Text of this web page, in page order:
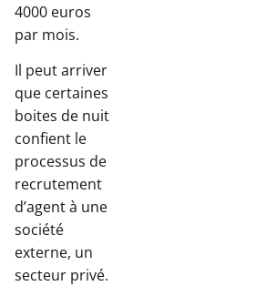
4000 euros
par mois.
Il peut arriver
que certaines
boites de nuit
confient le
processus de
recrutement
d’agent à une
société
externe, un
secteur privé.